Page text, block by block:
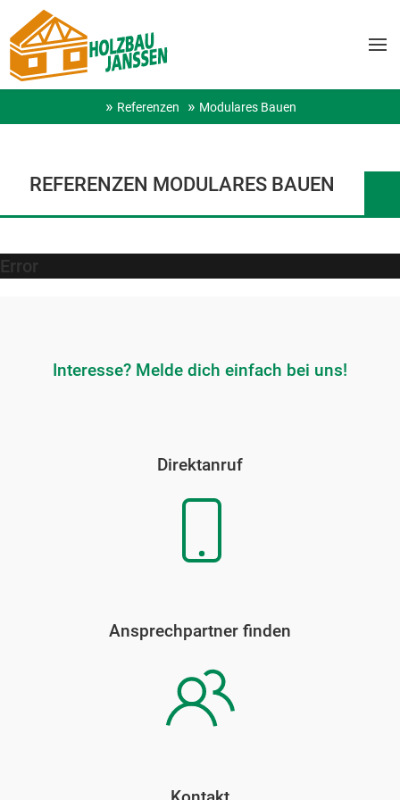
Referenzen Modulares Bauen
REFERENZEN MODULARES BAUEN
Error
Interesse? Melde dich einfach bei uns!
Direktanruf
Ansprechpartner finden